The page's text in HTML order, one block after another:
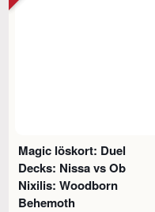
Magic löskort: Duel
Decks: Nissa vs Ob
Nixilis: Woodborn
Behemoth